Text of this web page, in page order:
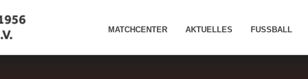
MATCHCENTER AKTUELLES FUSSBALL